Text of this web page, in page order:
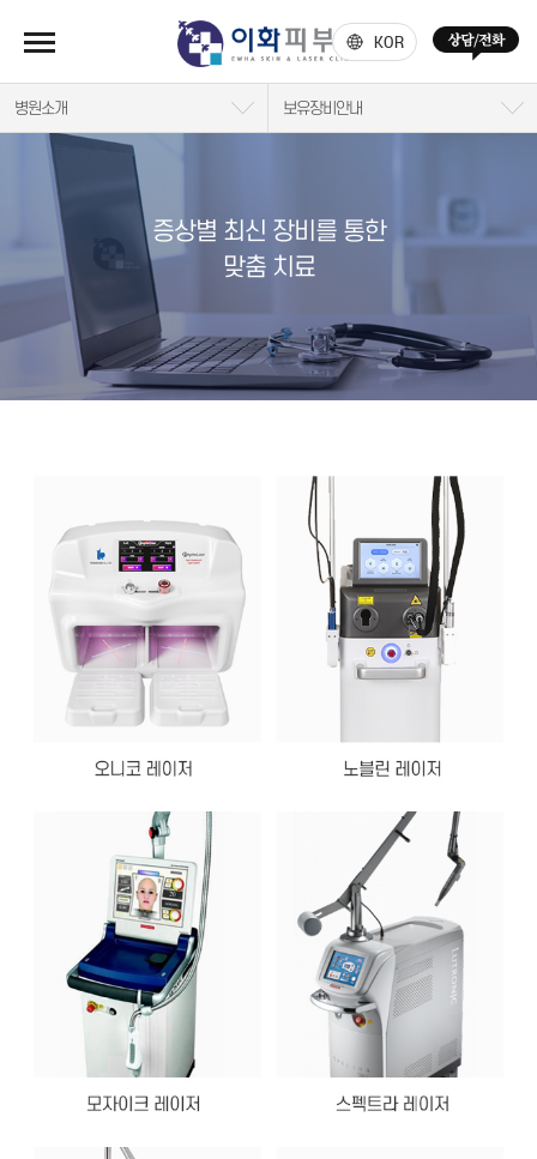
KOR
병원소개 보유장비안내
증상별 최신 장비를 통한
맞춤 치료